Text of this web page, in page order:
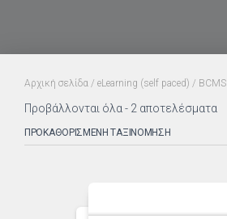
Αρχική σελίδα / eLearning (self paced) / BCMS
Προβάλλονται όλα - 2 αποτελέσματα